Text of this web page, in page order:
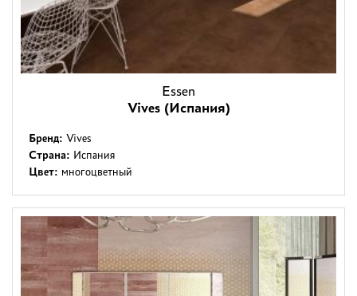
Essen
Vives (Испания)
Бренд: Vives
Страна: Испания
Цвет: многоцветный